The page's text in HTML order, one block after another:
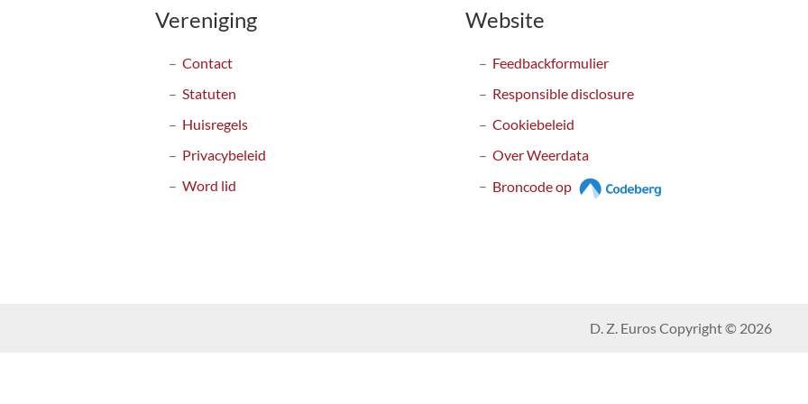
Vereniging
Contact
Statuten
Huisregels
Privacybeleid
Word lid
Website
Feedbackformulier
Responsible disclosure
Cookiebeleid
Over Weerdata
Broncode op
D. Z. Euros Copyright © 2026